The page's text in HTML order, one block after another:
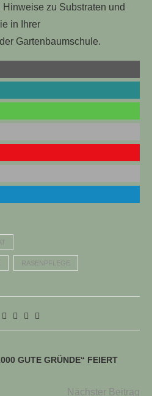
zu Substraten und
in Ihrer
Gartenbaumschule.
RASENPFLEGE
GUTE GRÜNDE“ FEIERT
Nächster Beitrag